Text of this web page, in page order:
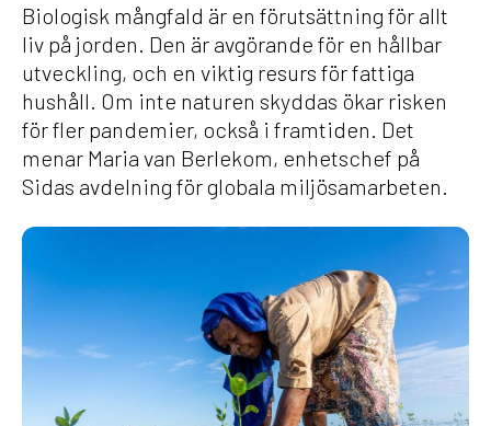
Biologisk mångfald är en förutsättning för allt
liv på jorden. Den är avgörande för en hållbar
utveckling, och en viktig resurs för fattiga
hushåll. Om inte naturen skyddas ökar risken
för fler pandemier, också i framtiden. Det
menar Maria van Berlekom, enhetschef på
Sidas avdelning för globala miljösamarbeten.